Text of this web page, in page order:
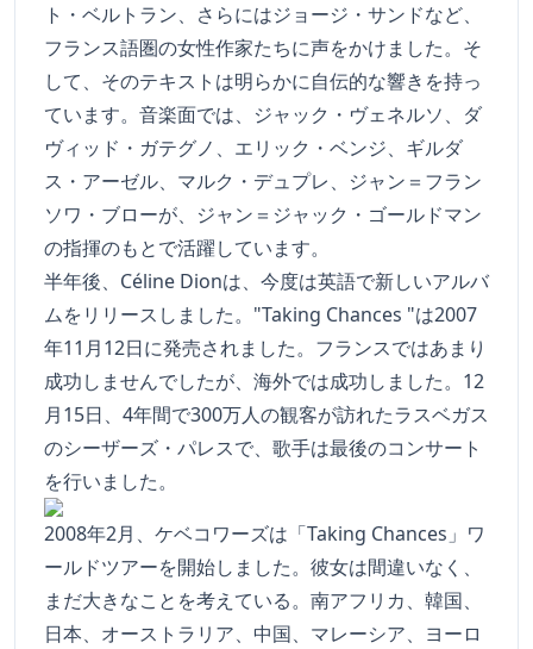
ト・ベルトラン、さらにはジョージ・サンドなど、
フランス語圏の女性作家たちに声をかけました。そ
して、そのテキストは明らかに自伝的な響きを持っ
ています。音楽面では、ジャック・ヴェネルソ、ダ
ヴィッド・ガテグノ、エリック・ベンジ、ギルダ
ス・アーゼル、マルク・デュプレ、ジャン＝フラン
ソワ・ブローが、ジャン＝ジャック・ゴールドマン
の指揮のもとで活躍しています。
半年後、Céline Dionは、今度は英語で新しいアルバ
ムをリリースしました。"Taking Chances "は2007
年11月12日に発売されました。フランスではあまり
成功しませんでしたが、海外では成功しました。12
月15日、4年間で300万人の観客が訪れたラスベガス
のシーザーズ・パレスで、歌手は最後のコンサート
を行いました。
2008年2月、ケベコワーズは「Taking Chances」ワ
ールドツアーを開始しました。彼女は間違いなく、
まだ大きなことを考えている。南アフリカ、韓国、
日本、オーストラリア、中国、マレーシア、ヨーロ